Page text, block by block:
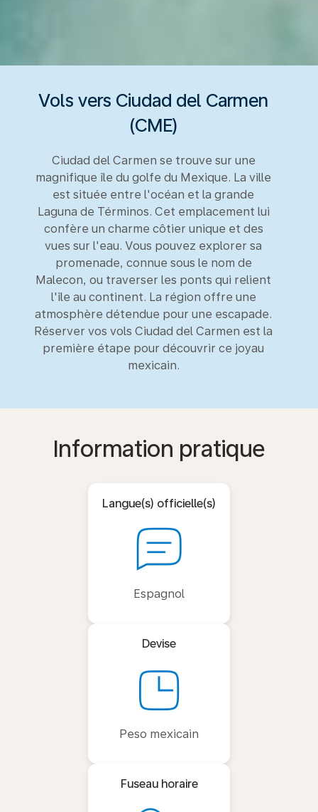
Vols vers Ciudad del Carmen
(CME)
Ciudad del Carmen se trouve sur une
magnifique île du golfe du Mexique. La ville
est située entre l'océan et la grande
Laguna de Términos. Cet emplacement lui
confère un charme côtier unique et des
vues sur l'eau. Vous pouvez explorer sa
promenade, connue sous le nom de
Malecon, ou traverser les ponts qui relient
l'île au continent. La région offre une
atmosphère détendue pour une escapade.
Réserver vos vols Ciudad del Carmen est la
première étape pour découvrir ce joyau
mexicain.
Information pratique
Langue(s) officielle(s)
Espagnol
Devise
Peso mexicain
Fuseau horaire